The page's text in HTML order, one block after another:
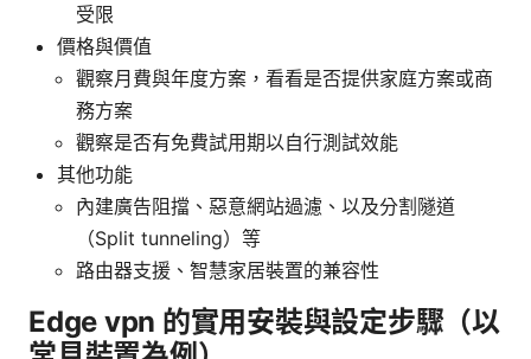
受限
價格與價值
觀察月費與年度方案，看看是否提供家庭方案或商
務方案
觀察是否有免費試用期以自行測試效能
其他功能
內建廣告阻擋、惡意網站過濾、以及分割隧道
（Split tunneling）等
路由器支援、智慧家居裝置的兼容性
Edge vpn 的實用安裝與設定步驟（以